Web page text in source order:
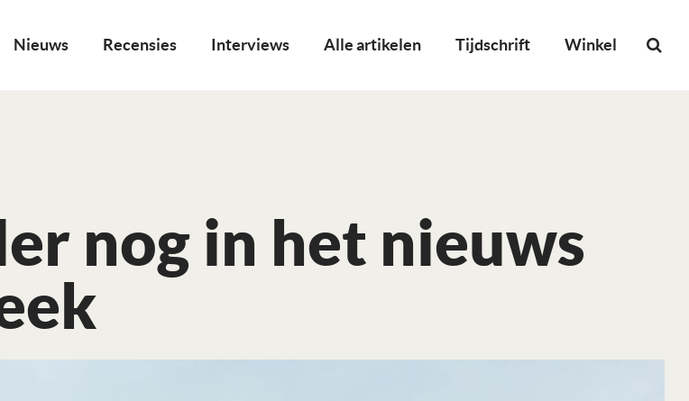
Nieuws Recensies Interviews Alle artikelen Tijdschrift Winkel
nog in het nieuws